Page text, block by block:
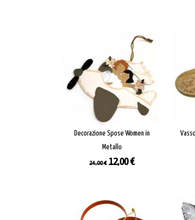
Decorazione Spose Women in
Metallo
Prezzo
24,00 € Prezzo
12,00 €